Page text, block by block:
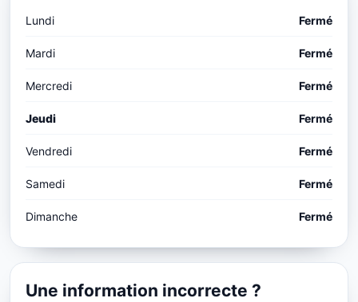
Lundi Fermé
Mardi Fermé
Mercredi Fermé
Jeudi Fermé
Vendredi Fermé
Samedi Fermé
Dimanche Fermé
Une information incorrecte ?